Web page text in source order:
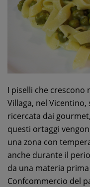
I piselli che crescono
Villaga, nel
ricercata dai
questi ortaggi
una zona con
anche durante il
da una materia
Confcommercio del